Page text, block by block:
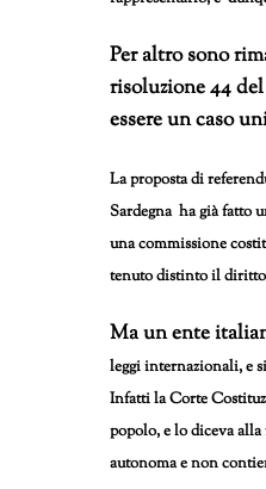
Per altro sono
risoluzione 44
essere un caso
La proposta di
Sardegna ha già fatto
una commissione
tenuto distinto il
Ma un ente
leggi internazionali, e
Infatti la Corte
popolo, e lo diceva
autonoma e non